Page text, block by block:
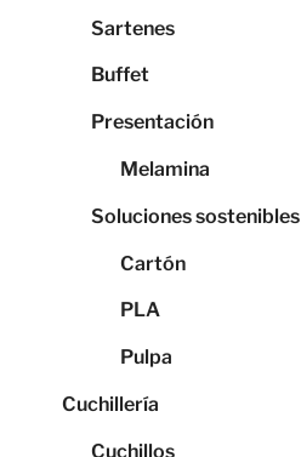
Sartenes
Buffet
Presentación
Melamina
Soluciones sostenibles
Cartón
PLA
Pulpa
Cuchillería
Cuchillos